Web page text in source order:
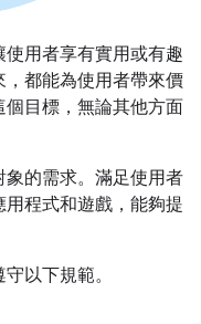
用者享有實用或有趣
都能為使用者帶來價
目標，無論其他方面
的需求。滿足使用者
程式和遊戲，能夠提
以下規範。